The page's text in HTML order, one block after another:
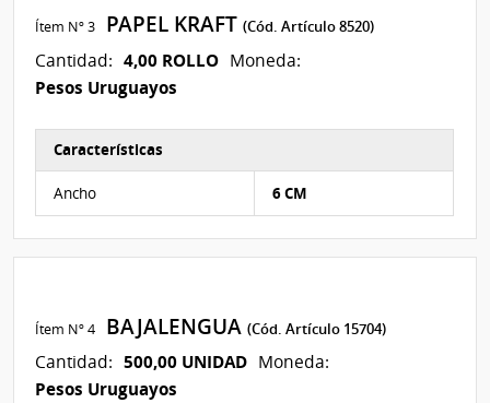
Ítem Nº 3 PAPEL KRAFT(Cód. Artículo 8520)
Cantidad: 4,00 ROLLO Moneda:
Pesos Uruguayos
Características
Ancho 6 CM
Ítem Nº 4 BAJALENGUA(Cód. Artículo 15704)
Cantidad: 500,00 UNIDAD Moneda:
Pesos Uruguayos